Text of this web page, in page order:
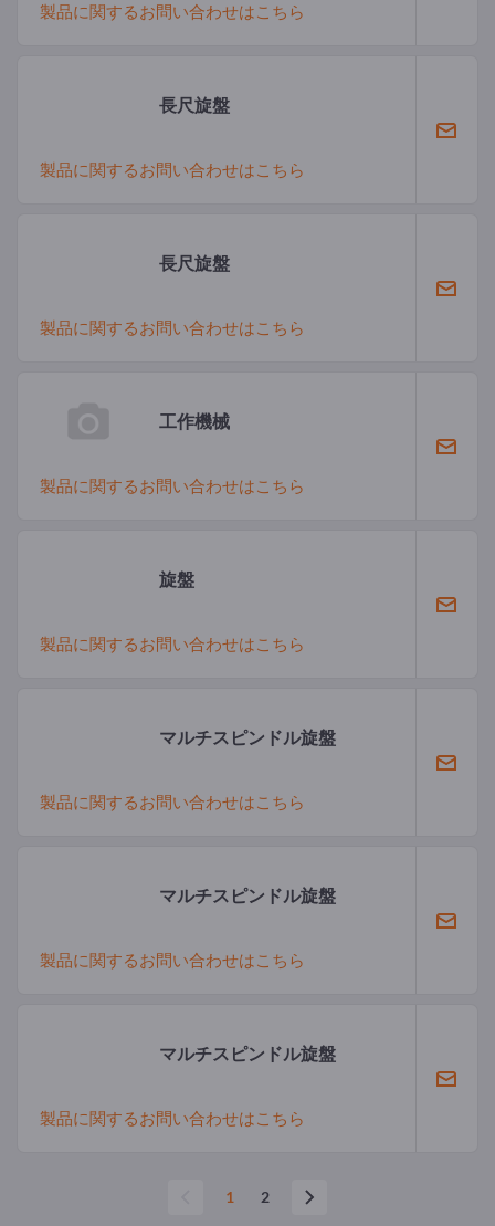
製品に関するお問い合わせはこちら
長尺旋盤
製品に関するお問い合わせはこちら
長尺旋盤
製品に関するお問い合わせはこちら
工作機械
製品に関するお問い合わせはこちら
旋盤
製品に関するお問い合わせはこちら
マルチスピンドル旋盤
製品に関するお問い合わせはこちら
マルチスピンドル旋盤
製品に関するお問い合わせはこちら
マルチスピンドル旋盤
製品に関するお問い合わせはこちら
1 2